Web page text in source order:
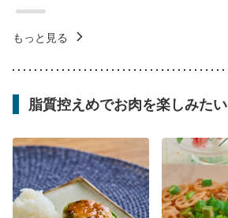
もっと見る
脂質控えめでお肉を楽しみたい